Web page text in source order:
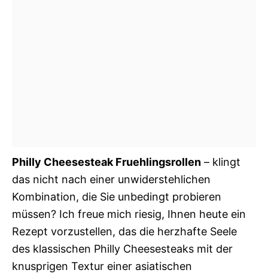
Philly Cheesesteak Fruehlingsrollen – klingt
das nicht nach einer unwiderstehlichen
Kombination, die Sie unbedingt probieren
müssen? Ich freue mich riesig, Ihnen heute ein
Rezept vorzustellen, das die herzhafte Seele
des klassischen Philly Cheesesteaks mit der
knusprigen Textur einer asiatischen